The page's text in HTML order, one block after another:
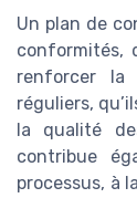
Un plan de
conformités,
renforcer la
réguliers,
la qualité
contribue
processus, à